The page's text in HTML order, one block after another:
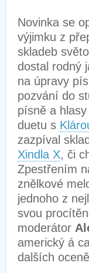
Novinka se
výjimku z
skladeb
dostal rodný
na úpravy
pozvání do
písně a hlasy
duetu s
zazpíval
Xindla X, či
Zpestřením
znělkové
jednoho z
svou
moderátor
americký á
dalších